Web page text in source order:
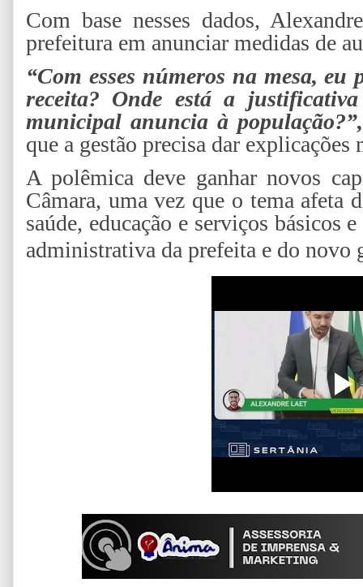
Com base nesses dados,
prefeitura em anunciar medidas de
“Com esses números na mesa,
receita? Onde está a
municipal anuncia à população?”,
que a gestão precisa dar explicações
A polêmica deve ganhar novos
Câmara, uma vez que o tema afeta
saúde, educação e serviços básicos
administrativa da prefeita e do novo